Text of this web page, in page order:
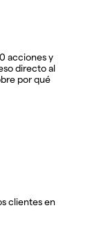
acciones y
directo al
por qué
clientes en